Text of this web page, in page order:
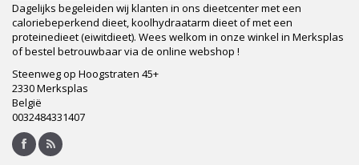
Dagelijks begeleiden wij klanten in ons dieetcenter met een
caloriebeperkend dieet, koolhydraatarm dieet of met een
proteinedieet (eiwitdieet). Wees welkom in onze winkel in Merksplas
of bestel betrouwbaar via de online webshop !
Steenweg op Hoogstraten 45+
2330 Merksplas
België
0032484331407